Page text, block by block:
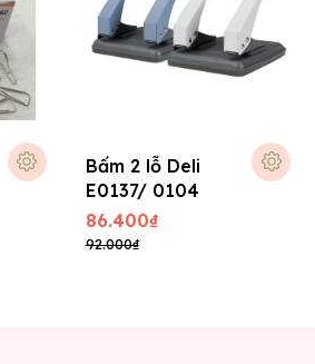
Bấm 2 lỗ Deli
E0137/ 0104
86.400₫
92.000₫